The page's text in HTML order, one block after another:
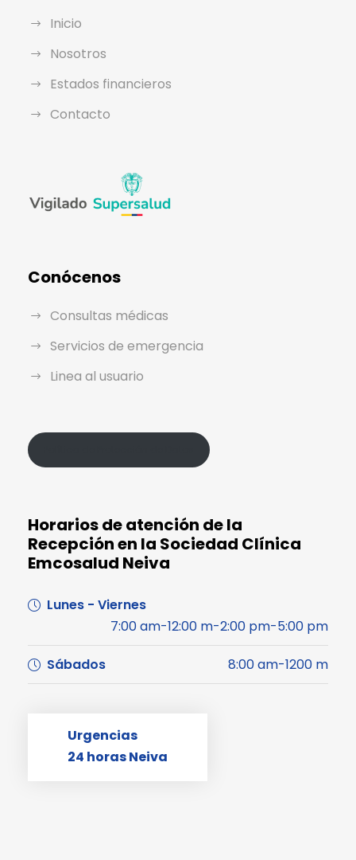
Inicio
Nosotros
Estados financieros
Contacto
Conócenos
Consultas médicas
Servicios de emergencia
Linea al usuario
Horarios de atención de la
Recepción en la Sociedad Clínica
Emcosalud Neiva
Lunes - Viernes
7:00 am-12:00 m-2:00 pm-5:00 pm
Sábados 8:00 am-1200 m
Urgencias
24 horas Neiva